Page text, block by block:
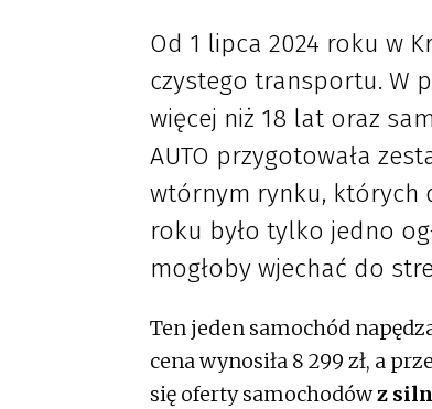
Od 1 lipca 2024 roku w
czystego transportu. W
więcej niż 18 lat oraz
AUTO przygotowała
wtórnym rynku, których
roku było tylko jedno
mogłoby wjechać do
Ten jeden samochód
cena wynosiła 8 299 zł, a
się oferty samochodówz